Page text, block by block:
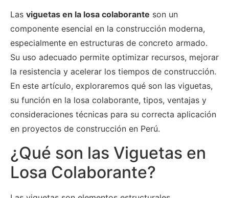
Las viguetas en la losa colaborante son un
componente esencial en la construcción moderna,
especialmente en estructuras de concreto armado.
Su uso adecuado permite optimizar recursos, mejorar
la resistencia y acelerar los tiempos de construcción.
En este artículo, exploraremos qué son las viguetas,
su función en la losa colaborante, tipos, ventajas y
consideraciones técnicas para su correcta aplicación
en proyectos de construcción en Perú.
¿Qué son las Viguetas en
Losa Colaborante?